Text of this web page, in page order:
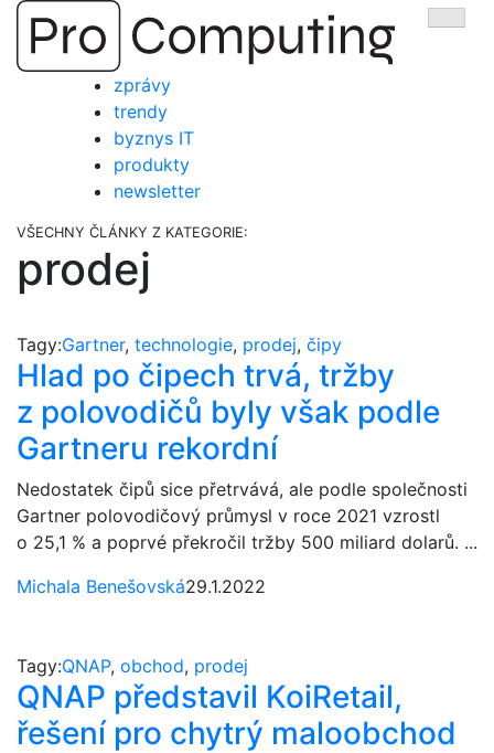
Přejít
obsah
zprávy
trendy
byznys IT
produkty
newsletter
VŠECHNY ČLÁNKY Z KATEGORIE:
prodej
Tagy:Gartner, technologie, prodej, čipy
Hlad po čipech trvá, tržby
z polovodičů byly však podle
Gartneru rekordní
Nedostatek čipů sice přetrvává, ale podle společnosti
Gartner polovodičový průmysl v roce 2021 vzrostl
o 25,1 % a poprvé překročil tržby 500 miliard dolarů. ...
Michala Benešovská29.1.2022
Tagy:QNAP, obchod, prodej
QNAP představil KoiRetail,
řešení pro chytrý maloobchod